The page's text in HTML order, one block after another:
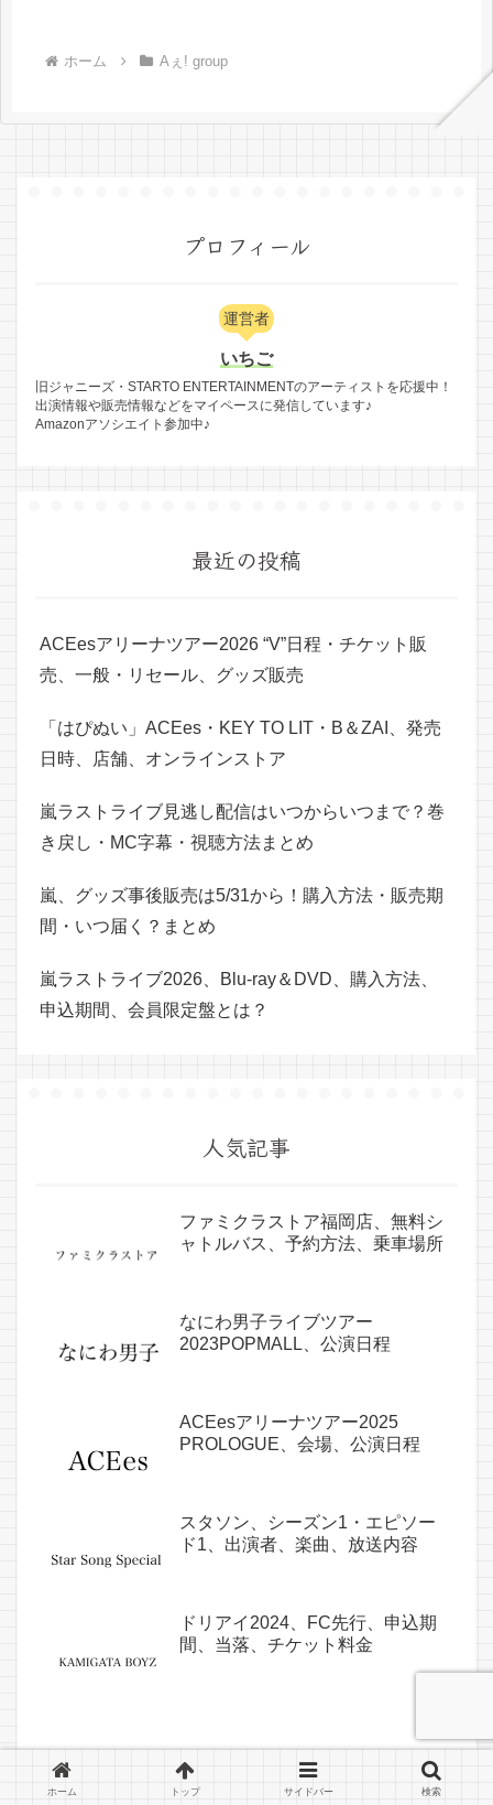
ホーム Aぇ! group
プロフィール
運営者
いちご
旧ジャニーズ・STARTO ENTERTAINMENTのアーティストを応援中！
出演情報や販売情報などをマイペースに発信しています♪
Amazonアソシエイト参加中♪
最近の投稿
ACEesアリーナツアー2026 “V”日程・チケット販
売、一般・リセール、グッズ販売
「はぴぬい」ACEes・KEY TO LIT・B＆ZAI、発売
日時、店舗、オンラインストア
嵐ラストライブ見逃し配信はいつからいつまで？巻
き戻し・MC字幕・視聴方法まとめ
嵐、グッズ事後販売は5/31から！購入方法・販売期
間・いつ届く？まとめ
嵐ラストライブ2026、Blu-ray＆DVD、購入方法、
申込期間、会員限定盤とは？
人気記事
ファミクラストア福岡店、無料シ
ャトルバス、予約方法、乗車場所
なにわ男子ライブツアー
2023POPMALL、公演日程
ACEesアリーナツアー2025
PROLOGUE、会場、公演日程
スタソン、シーズン1・エピソー
ド1、出演者、楽曲、放送内容
ドリアイ2024、FC先行、申込期
間、当落、チケット料金
ホーム トップ サイドバー 検索